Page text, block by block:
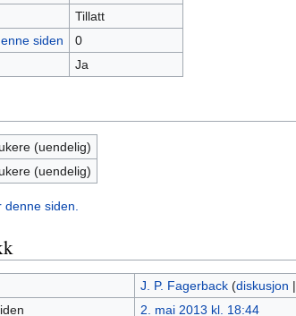
Tillatt
siden
0
Ja
(uendelig)
(uendelig)
siden.
J. P. Fagerback (diskusjon |
2. mai 2013 kl. 18:44